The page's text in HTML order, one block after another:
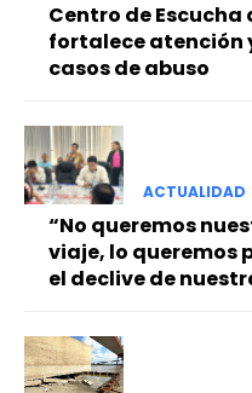
Centro de
fortalece atención
casos de abuso
ACTUALIDAD
“No queremos
viaje, lo queremos
el declive de